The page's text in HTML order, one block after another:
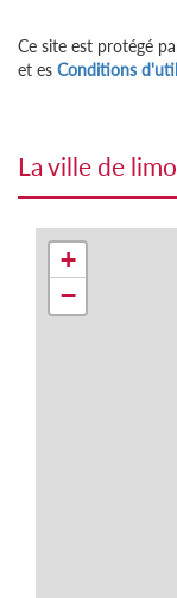
Ce site est protégé
et es Conditions
la ville de
+
−